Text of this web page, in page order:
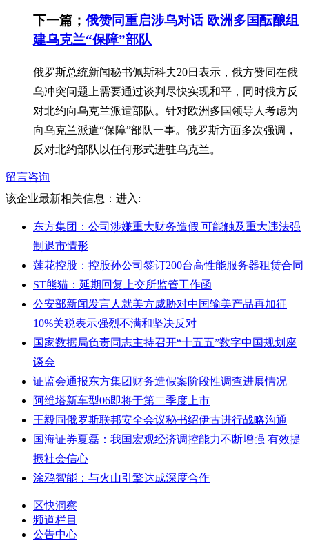
下一篇； 俄赞同重启涉乌对话 欧洲多国酝酿组
建乌克兰“保障”部队
俄罗斯总统新闻秘书佩斯科夫20日表示，俄方赞同在俄
乌冲突问题上需要通过谈判尽快实现和平，同时俄方反
对北约向乌克兰派遣部队。针对欧洲多国领导人考虑为
向乌克兰派遣“保障”部队一事。俄罗斯方面多次强调，
反对北约部队以任何形式进驻乌克兰。
留言咨询
该企业最新相关信息： 进入:
东方集团：公司涉嫌重大财务造假 可能触及重大违法强
制退市情形
莲花控股：控股孙公司签订200台高性能服务器租赁合同
ST熊猫：延期回复上交所监管工作函
公安部新闻发言人就美方威胁对中国输美产品再加征
10%关税表示强烈不满和坚决反对
国家数据局负责同志主持召开“十五五”数字中国规划座
谈会
证监会通报东方集团财务造假案阶段性调查进展情况
阿维塔新车型06即将于第二季度上市
王毅同俄罗斯联邦安全会议秘书绍伊古进行战略沟通
国海证券夏磊：我国宏观经济调控能力不断增强 有效提
振社会信心
涂鸦智能：与火山引擎达成深度合作
区快洞察
频道栏目
公告中心